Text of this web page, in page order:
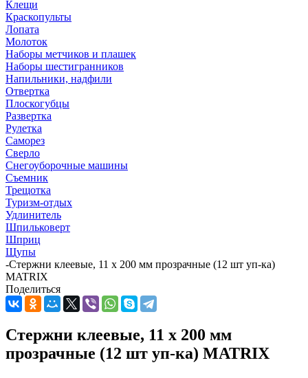
Клещи
Краскопульты
Лопата
Молоток
Наборы метчиков и плашек
Наборы шестигранников
Напильники, надфили
Отвертка
Плоскогубцы
Развертка
Рулетка
Саморез
Сверло
Снегоуборочные машины
Съемник
Трещотка
Туризм-отдых
Удлинитель
Шпильковерт
Шприц
Щупы
-Стержни клеевые, 11 x 200 мм прозрачные (12 шт уп-ка)
MATRIX
Поделиться
Стержни клеевые, 11 x 200 мм
прозрачные (12 шт уп-ка) MATRIX